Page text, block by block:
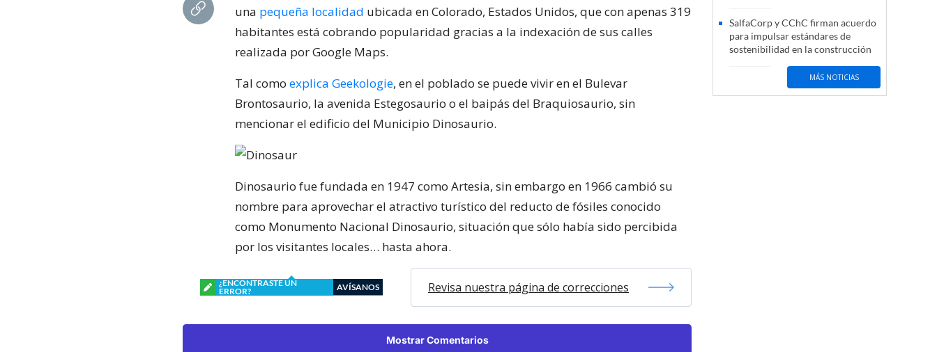
una pequeña localidad ubicada en Colorado, Estados Unidos, que con apenas 319
habitantes está cobrando popularidad gracias a la indexación de sus calles
realizada por Google Maps.
Tal como explica Geekologie, en el poblado se puede vivir en el Bulevar
Brontosaurio, la avenida Estegosaurio o el baipás del Braquiosaurio, sin
mencionar el edificio del Municipio Dinosaurio.
Dinosaurio fue fundada en 1947 como Artesia, sin embargo en 1966 cambió su
nombre para aprovechar el atractivo turístico del reducto de fósiles conocido
como Monumento Nacional Dinosaurio, situación que sólo había sido percibida
por los visitantes locales… hasta ahora.
¿ENCONTRASTE UN
ERROR?
AVÍSANOS Revisa nuestra página de correcciones
Mostrar Comentarios
SalfaCorp y CChC firman acuerdo
para impulsar estándares de
sostenibilidad en la construcción
MÁS NOTICIAS